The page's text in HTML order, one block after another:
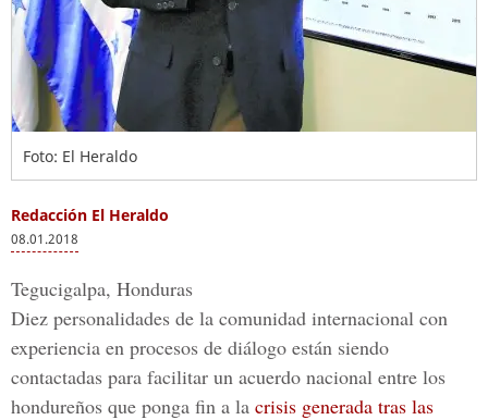
Foto: El Heraldo
Redacción El Heraldo
08.01.2018
Tegucigalpa, Honduras
Diez personalidades de la comunidad internacional con
experiencia en procesos de diálogo están siendo
contactadas para facilitar un acuerdo nacional entre los
hondureños que ponga fin a la crisis generada tras las